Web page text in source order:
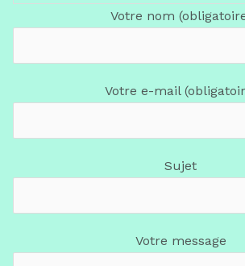
Votre nom
Votre e-mail
Sujet
Votre message